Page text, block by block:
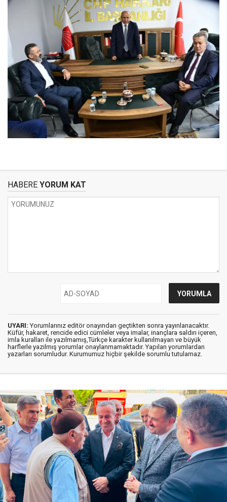
HABERE YORUM KAT
UYARI: Yorumlarınız editör onayından geçtikten sonra yayınlanacaktır.
Küfür, hakaret, rencide edici cümleler veya imalar, inançlara saldırı içeren,
imla kuralları ile yazılmamış,Türkçe karakter kullanılmayan ve büyük
harflerle yazılmış yorumlar onaylanmamaktadır. Yapılan yorumlardan
yazarları sorumludur. Kurumumuz hiçbir şekilde sorumlu tutulamaz.